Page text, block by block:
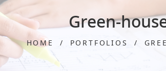
Green-
HOME / PORTFOLIOS /